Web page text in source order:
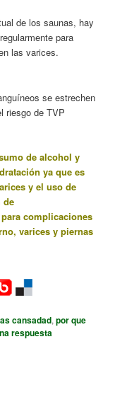
de los saunas, hay
para
las varices.
se estrechen
riesgo de TVP
de alcohol y
ya que es
y el uso de
de
complicaciones
varices y piernas
cansadad,por que
respuesta